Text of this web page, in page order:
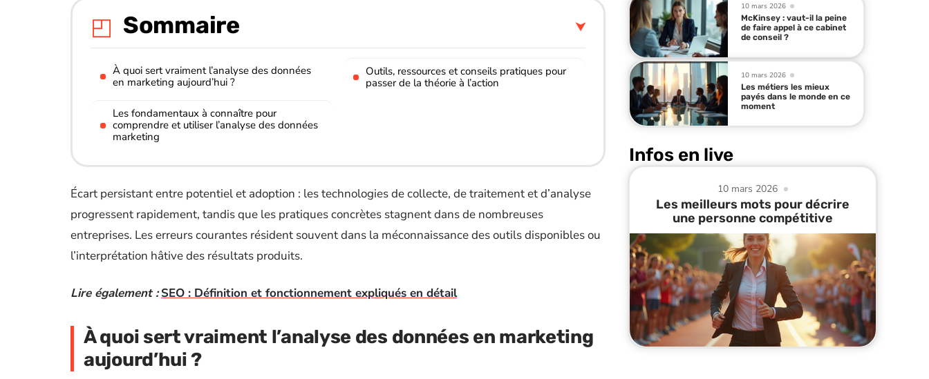
Sommaire
À quoi sert vraiment l’analyse des données
en marketing aujourd’hui ?
Les fondamentaux à connaître pour
comprendre et utiliser l’analyse des données
marketing
Outils, ressources et conseils pratiques pour
passer de la théorie à l’action
Écart persistant entre potentiel et adoption : les technologies de collecte, de traitement et d’analyse
progressent rapidement, tandis que les pratiques concrètes stagnent dans de nombreuses
entreprises. Les erreurs courantes résident souvent dans la méconnaissance des outils disponibles ou
l’interprétation hâtive des résultats produits.
Lire également : SEO : Définition et fonctionnement expliqués en détail
À quoi sert vraiment l’analyse des données en marketing
aujourd’hui ?
10 mars 2026
McKinsey : vaut-il la peine
de faire appel à ce cabinet
de conseil ?
10 mars 2026
Les métiers les mieux
payés dans le monde en ce
moment
Infos en live
10 mars 2026
Les meilleurs mots pour décrire
une personne compétitive